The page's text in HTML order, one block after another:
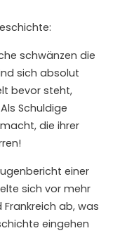
schwänzen die
sich absolut
bevor steht,
Schuldige
die ihrer
einer
sich vor mehr
ab, was
eingehen